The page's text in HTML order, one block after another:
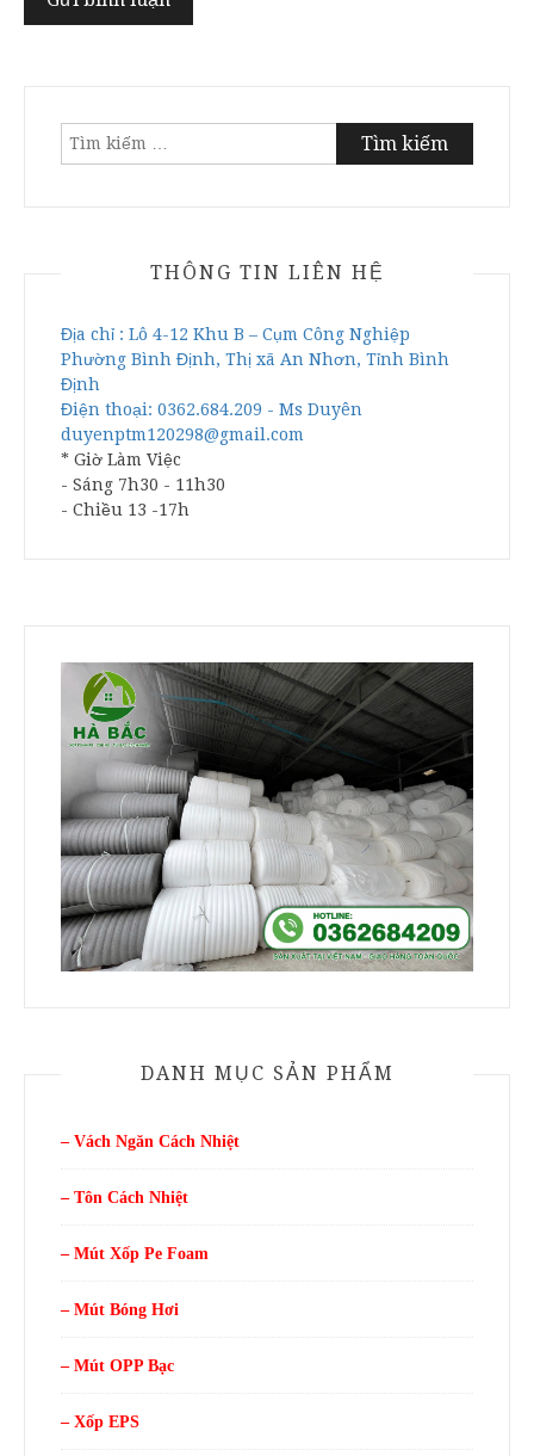
Tìm
THÔNG TIN LIÊN HỆ
Địa chỉ : Lô 4-12 Khu B – Cụm Công Nghiệp
Phường Bình Định, Thị xã An Nhơn, Tỉnh Bình
Định
Điện thoại: 0362.684.209 - Ms Duyên
duyenptm120298@gmail.com
* Giờ Làm Việc
- Sáng 7h30 - 11h30
- Chiều 13 -17h
DANH MỤC SẢN PHẨM
– Vách Ngăn Cách Nhiệt
– Tôn Cách Nhiệt
– Mút Xốp Pe Foam
– Mút Bóng Hơi
– Mút OPP Bạc
– Xốp EPS